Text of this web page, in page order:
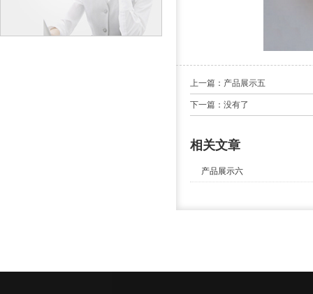
上一篇：产品展示五
下一篇：没有了
相关文章
产品展示六